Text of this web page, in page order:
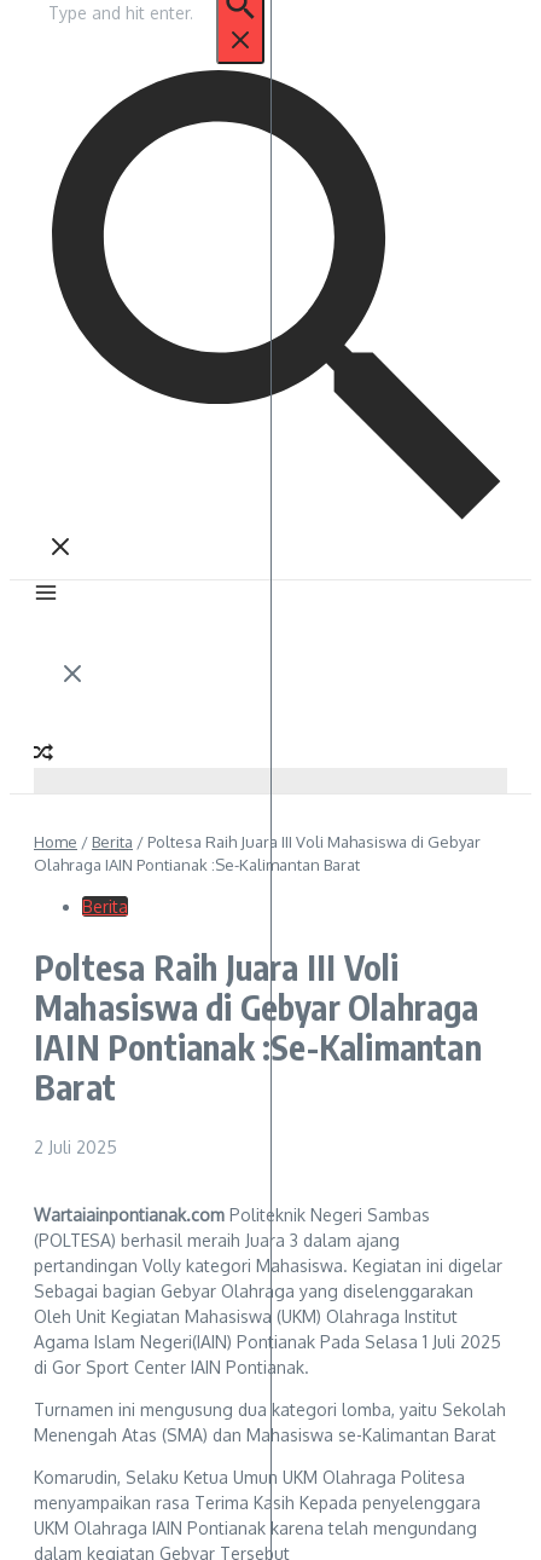
untuk:
Home / Berita / Poltesa Raih Juara III Voli Mahasiswa di Gebyar
Olahraga IAIN Pontianak :Se-Kalimantan Barat
Berita
Poltesa Raih Juara III Voli
Mahasiswa di Gebyar Olahraga
IAIN Pontianak :Se-Kalimantan
Barat
2 Juli 2025
Wartaiainpontianak.com Politeknik Negeri Sambas
(POLTESA) berhasil meraih Juara 3 dalam ajang
pertandingan Volly kategori Mahasiswa. Kegiatan ini digelar
Sebagai bagian Gebyar Olahraga yang diselenggarakan
Oleh Unit Kegiatan Mahasiswa (UKM) Olahraga Institut
Agama Islam Negeri(IAIN) Pontianak Pada Selasa 1 Juli 2025
di Gor Sport Center IAIN Pontianak.
Turnamen ini mengusung dua kategori lomba, yaitu Sekolah
Menengah Atas (SMA) dan Mahasiswa se-Kalimantan Barat
Komarudin, Selaku Ketua Umun UKM Olahraga Politesa
menyampaikan rasa Terima Kasih Kepada penyelenggara
UKM Olahraga IAIN Pontianak karena telah mengundang
dalam kegiatan Gebyar Tersebut